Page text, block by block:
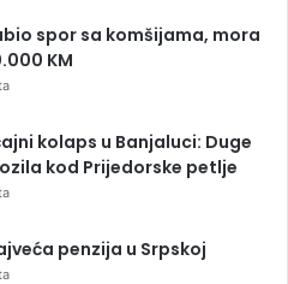
spor sa komšijama, mora
KM
kolaps u Banjaluci: Duge
kod Prijedorske petlje
penzija u Srpskoj